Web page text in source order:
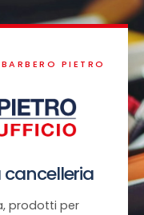
PIETRO
cancelleria
prodotti per